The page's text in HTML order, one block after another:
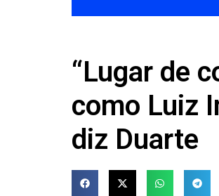
“Lugar de
como Luiz
diz Duarte